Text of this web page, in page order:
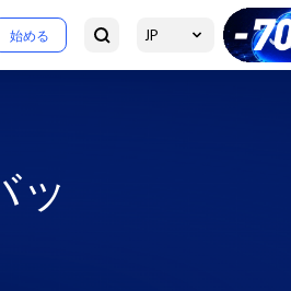
始める JP
ッ